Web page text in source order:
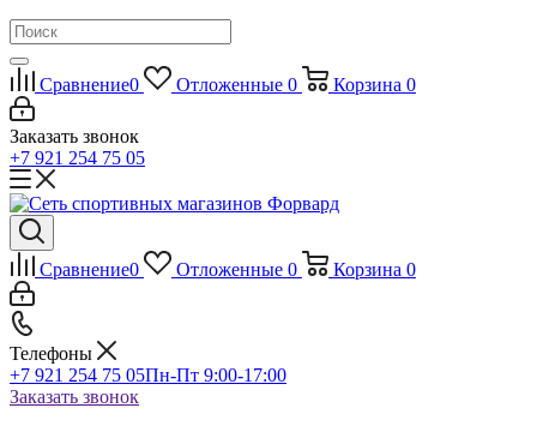
Сравнение0 Отложенные 0 Корзина 0
Заказать звонок
+7 921 254 75 05
Сравнение0 Отложенные 0 Корзина 0
Телефоны
+7 921 254 75 05Пн-Пт 9:00-17:00
Заказать звонок